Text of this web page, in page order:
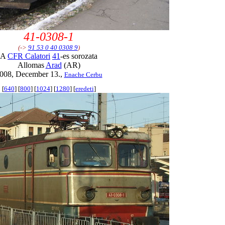
41-0308-1
(-> 91 53 0 40 0308 9)
A CFR Calatori 41-es sorozata
Allomas Arad (AR)
December 13., Enache Cerbu
[640] [800] [1024] [1280] [eredeti]